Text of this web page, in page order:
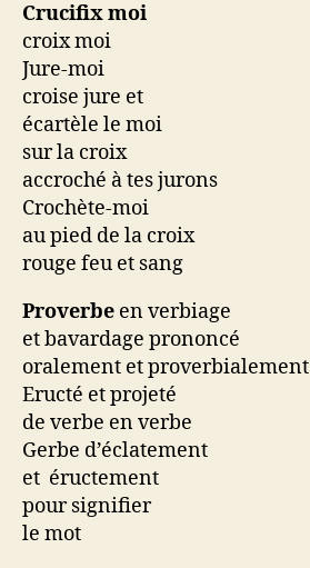
Crucifix moi
croix moi
Jure-moi
croise jure et
écartèle le moi
sur la croix
accroché à tes jurons
Crochète-moi
au pied de la croix
rouge feu et sang
Proverbe en verbiage
et bavardage prononcé
oralement et proverbialement
Eructé et projeté
de verbe en verbe
Gerbe d’éclatement
et éructement
pour signifier
le mot